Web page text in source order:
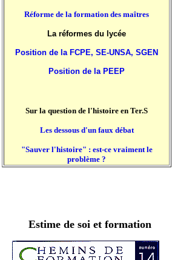
Réforme de la formation des maîtres
La réformes du lycée
Position de la FCPE, SE-UNSA, SGEN
Position de la PEEP
Sur la question de l'histoire en Ter.S
Les dessous d'un faux débat
"Sauver l'histoire" : est-ce vraiment le
problème ?
Estime de soi et formation